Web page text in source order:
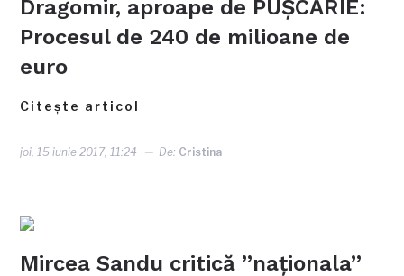
Dragomir, aproape de PUȘCĂRIE:
Procesul de 240 de milioane de
euro
Citește articol
joi, 15 iunie 2017, 11:24 De: Cristina
Mircea Sandu critică ”naționala”